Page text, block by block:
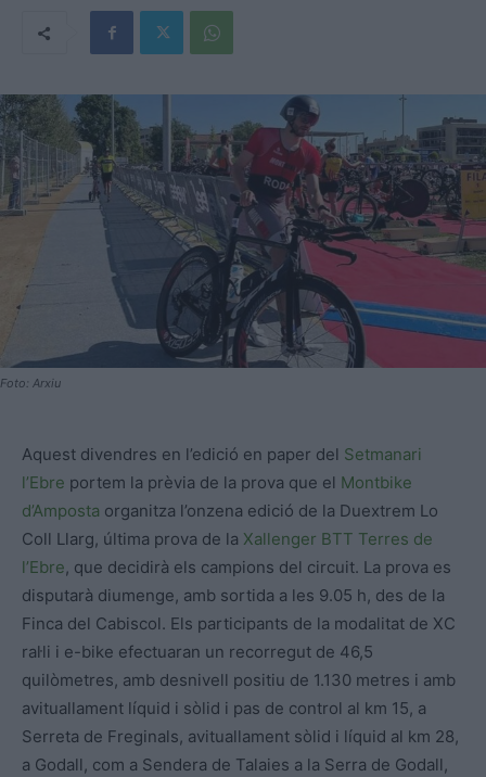
Foto: Arxiu
Aquest divendres en l’edició en paper del Setmanari
l’Ebre portem la prèvia de la prova que el Montbike
d’Amposta organitza l’onzena edició de la Duextrem Lo
Coll Llarg, última prova de la Xallenger BTT Terres de
l’Ebre, que decidirà els campions del circuit. La prova es
disputarà diumenge, amb sortida a les 9.05 h, des de la
Finca del Cabiscol. Els participants de la modalitat de XC
ral·li i e-bike efectuaran un recorregut de 46,5
quilòmetres, amb desnivell positiu de 1.130 metres i amb
avituallament líquid i sòlid i pas de control al km 15, a
Serreta de Freginals, avituallament sòlid i líquid al km 28,
a Godall, com a Sendera de Talaies a la Serra de Godall,